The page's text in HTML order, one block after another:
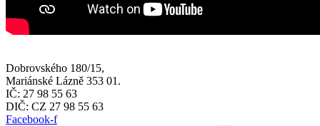
Dobrovského 180/15,
Mariánské Lázně 353 01.
IČ: 27 98 55 63
DIČ: CZ 27 98 55 63
Facebook-f